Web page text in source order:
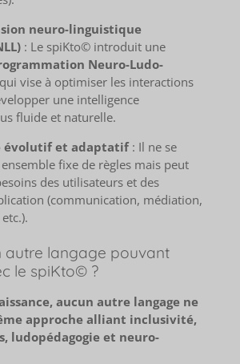
neuro-linguistique
: Le spiKto© introduit une
Neuro-Ludo-
vise à optimiser les interactions
une intelligence
fluide et naturelle.
évolutif et adaptatif: Il ne se
fixe de règles mais peut
des utilisateurs et des
(communication, médiation,
autre langage pouvant
le spiKto© ?
aucun autre langage ne
approche alliant inclusivité,
ludopédagogie et neuro-